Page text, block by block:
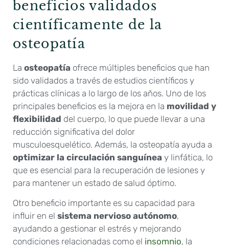
beneficios validados
científicamente de la
osteopatía
La osteopatía ofrece múltiples beneficios que han
sido validados a través de estudios científicos y
prácticas clínicas a lo largo de los años. Uno de los
principales beneficios es la mejora en la movilidad y
flexibilidad del cuerpo, lo que puede llevar a una
reducción significativa del dolor
musculoesquelético. Además, la osteopatía ayuda a
optimizar la circulación sanguínea y linfática, lo
que es esencial para la recuperación de lesiones y
para mantener un estado de salud óptimo.
Otro beneficio importante es su capacidad para
influir en el sistema nervioso autónomo,
ayudando a gestionar el estrés y mejorando
condiciones relacionadas como el insomnio, la